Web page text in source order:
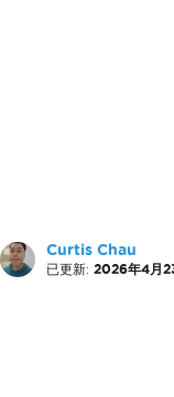
Curtis Chau
已更新: 2026年4月